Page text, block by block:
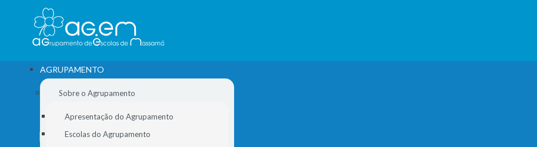
AGRUPAMENTO
Sobre o Agrupamento
Apresentação do Agrupamento
Escolas do Agrupamento
NOVIDADES